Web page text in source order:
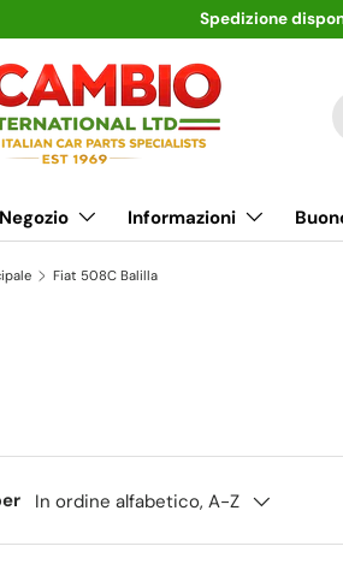
ai contenuti
disponibile in tutto il mondo: ricevi a
Negozio Informazioni
Fiat 508C Balilla
In ordine alfabetico, A-Z